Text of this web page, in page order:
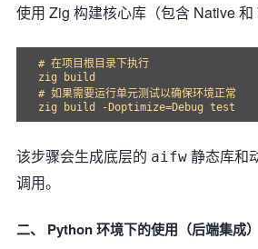
使用 Zig 构建核心库（包含 Native 和
# 在项目根目录下执行
zig build
# 如果需要运行单元测试以确保环境正常
该步骤会生成底层的 aifw 静态库和
调用。
二、 Python 环境下的使用（后端集成）